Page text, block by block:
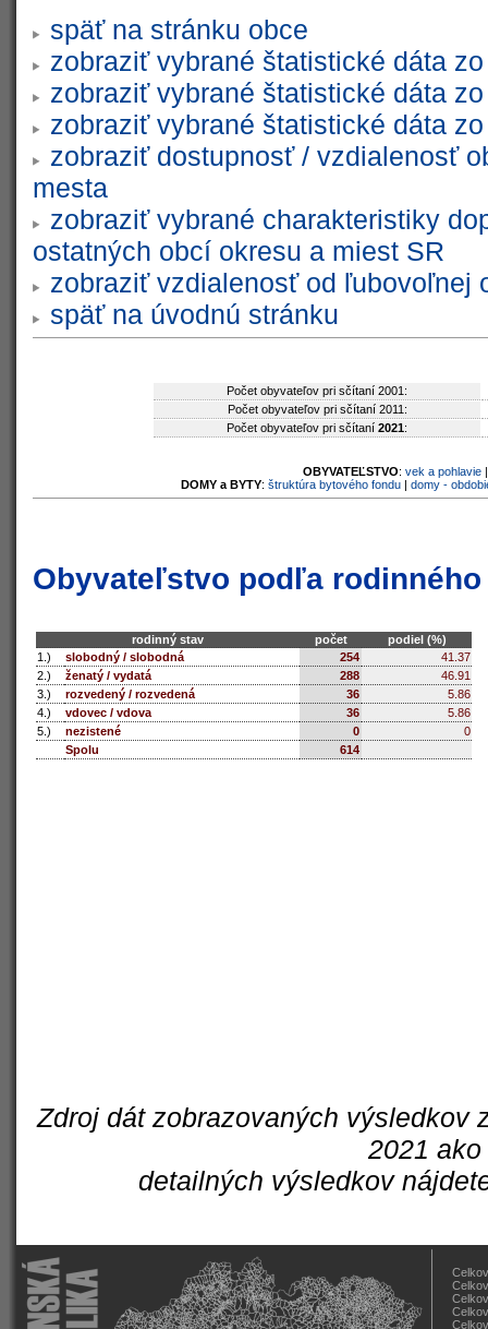
späť na stránku obce
zobraziť vybrané štatistické dáta
zobraziť vybrané štatistické dáta
zobraziť vybrané štatistické dáta
zobraziť dostupnosť / vzdialenosť
mesta
zobraziť vybrané charakteristiky
ostatných obcí okresu a miest SR
zobraziť vzdialenosť od ľubovoľnej
späť na úvodnú stránku
Počet obyvateľov pri sčítaní 2001:
Počet obyvateľov pri sčítaní 2011:
Počet obyvateľov pri sčítaní 2021:
OBYVATEĽSTVO: vek a pohlavie
DOMY a BYTY: štruktúra bytového fondu| domy -
Obyvateľstvo podľa
rodinný stav počet
podiel (%)
1.)
slobodný / slobodná 254
41.37
2.)
ženatý / vydatá 288
46.91
3.)
rozvedený / rozvedená 36
5.86
4.)
vdovec / vdova 36
5.86
5.)
nezistené 0
0
Spolu
614
Zdroj dát zobrazovaných výsledkov
2021
detailných výsledkov